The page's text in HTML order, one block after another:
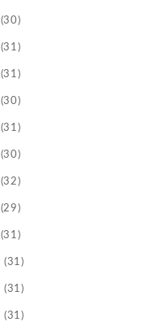
(30)
(31)
(31)
(30)
(31)
(30)
(32)
(29)
(31)
(31)
(31)
(31)